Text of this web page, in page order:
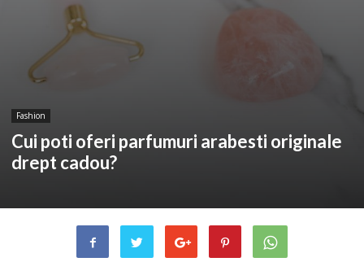
Fashion
Cui poti oferi parfumuri arabesti originale
drept cadou?